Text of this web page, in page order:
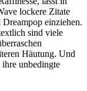
lockere Zitate
einziehen.
sind viele
Häutung. Und
unbedingte